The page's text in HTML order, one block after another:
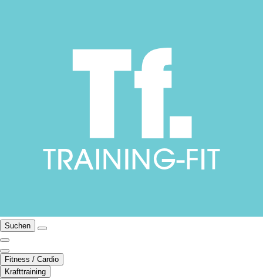
Suchen
Fitness / Cardio
Krafttraining